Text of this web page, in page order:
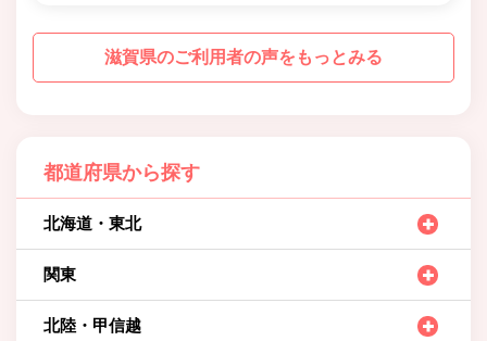
滋賀県のご利用者の声をもっとみる
都道府県から探す
北海道・東北
関東
北陸・甲信越